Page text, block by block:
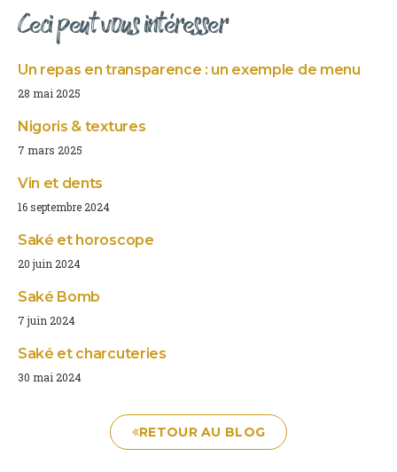
Ceci peut vous intéresser
Un repas en transparence : un exemple de menu
28 mai 2025
Nigoris & textures
7 mars 2025
Vin et dents
16 septembre 2024
Saké et horoscope
20 juin 2024
Saké Bomb
7 juin 2024
Saké et charcuteries
30 mai 2024
RETOUR AU BLOG